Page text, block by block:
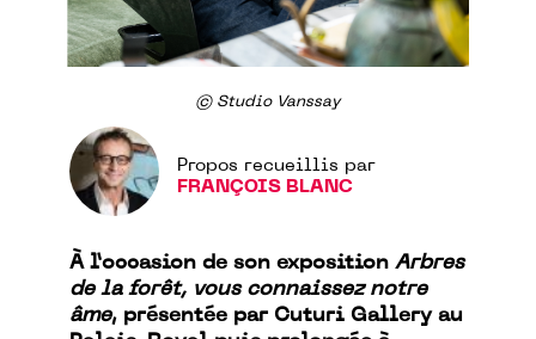
© Studio Vanssay
Propos recueillis par
FRANÇOIS BLANC
À l’occasion de son exposition Arbres
de la forêt, vous connaissez notre
âme, présentée par Cuturi Gallery au